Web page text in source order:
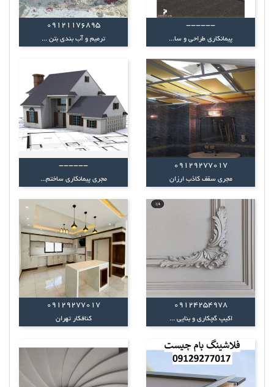
------
پیمانکاری طراحی و سا...
09121176895
ترمیم و آب بندی بتن ...
09129277017
مجری سقف کاذب ارزان
------
مجری پیمانکاری ساختم...
09124254978
اکیپ گچکاری و بنایی ...
09129277017
کنافکار تهران